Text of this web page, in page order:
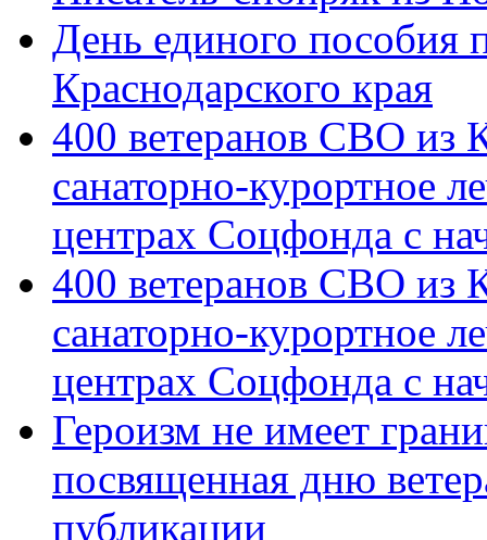
День единого пособия
Краснодарского края
400 ветеранов СВО из
санаторно-курортное
центрах Соцфонда с
400 ветеранов СВО из
санаторно-курортное
центрах Соцфонда с
Героизм не имеет
посвященная дню
публикации